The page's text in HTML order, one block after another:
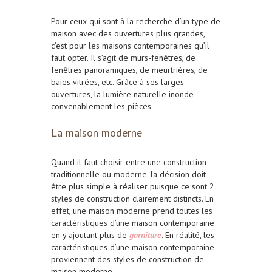
Pour ceux qui sont à la recherche d’un type de
maison avec des ouvertures plus grandes,
c’est pour les maisons contemporaines qu’il
faut opter. Il s’agit de murs-fenêtres, de
fenêtres panoramiques, de meurtrières, de
baies vitrées, etc. Grâce à ses larges
ouvertures, la lumière naturelle inonde
convenablement les pièces.
La maison moderne
Quand il faut choisir entre une construction
traditionnelle ou moderne, la décision doit
être plus simple à réaliser puisque ce sont 2
styles de construction clairement distincts. En
effet, une maison moderne prend toutes les
caractéristiques d’une maison contemporaine
en y ajoutant plus de garniture. En réalité, les
caractéristiques d’une maison contemporaine
proviennent des styles de construction de